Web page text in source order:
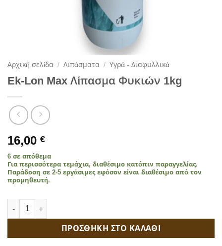
Αρχική σελίδα / Λιπάσματα / Υγρά - Διαφυλλικά
Ek-Lon Max Λίπασμα Φυκιών 1kg
16,00 €
6 σε απόθεμα
Για περισσότερα τεμάχια, διαθέσιμο κατόπιν παραγγελίας.
Παράδοση σε 2-5 εργάσιμες εφόσον είναι διαθέσιμο από τον
προμηθευτή.
Ek-Lon Max Λίπασμα Φυκιών 1kg ποσότητα
ΠΡΟΣΘΗΚΗ ΣΤΟ ΚΑΛΑΘΙ